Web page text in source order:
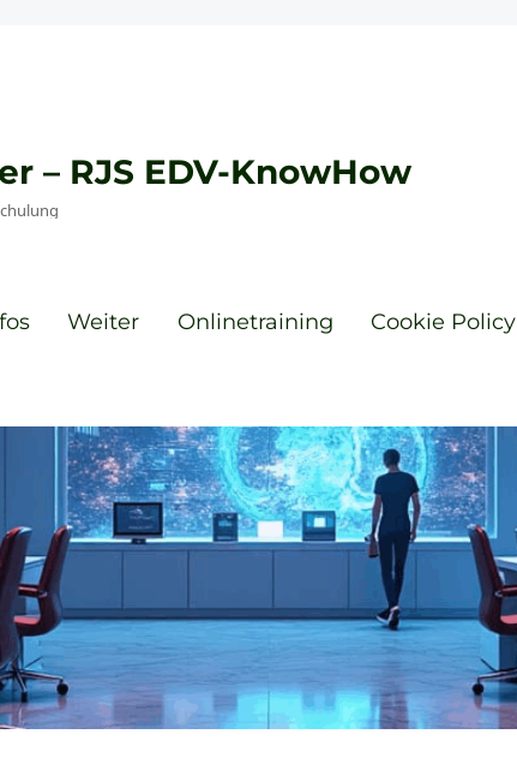
– RJS EDV-KnowHow
Weiter Onlinetraining Cookie Policy